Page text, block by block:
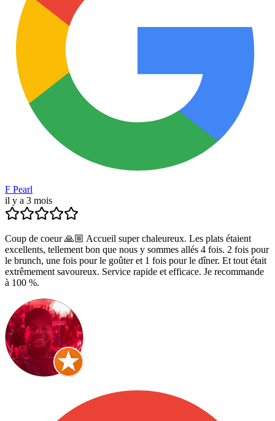
F Pearl
il y a 3 mois
Coup de coeur 🙏🏼 Accueil super chaleureux. Les plats étaient
excellents, tellement bon que nous y sommes allés 4 fois. 2 fois pour
le brunch, une fois pour le goûter et 1 fois pour le dîner. Et tout était
extrêmement savoureux. Service rapide et efficace. Je recommande
à 100 %.